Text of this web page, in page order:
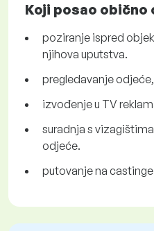
Koji posao obično
poziranje ispred
njihova uputstva.
pregledavanje
izvođenje u TV
suradnja s
odjeće.
putovanje na